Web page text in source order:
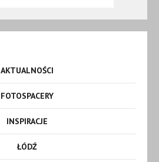
AKTUALNOŚCI
FOTOSPACERY
INSPIRACJE
ŁÓDŹ